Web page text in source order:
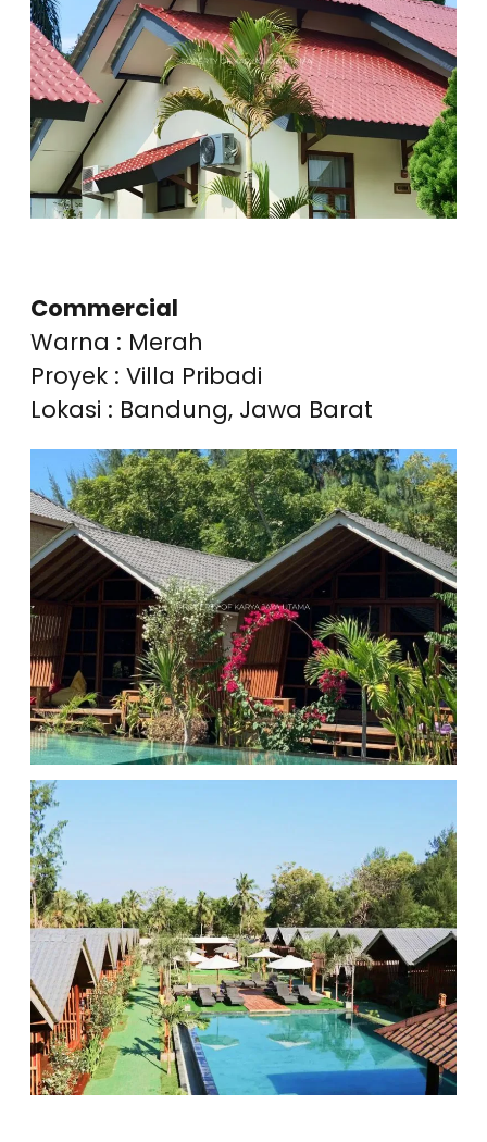
Commercial
Warna : Merah
Proyek : Villa Pribadi
Lokasi : Bandung, Jawa Barat